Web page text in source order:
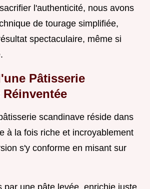
l'authenticité, nous avons
de tourage simplifiée,
spectaculaire, même si
Pâtisserie
scandinave réside dans
à la fois riche et incroyablement
s'y conforme en misant sur